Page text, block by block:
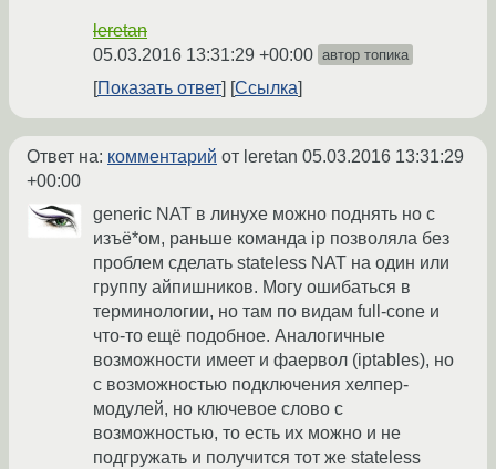
leretan
05.03.2016 13:31:29 +00:00 автор топика
Показать ответ Ссылка
Ответ на: комментарий от leretan 05.03.2016 13:31:29
+00:00
generic NAT в линухе можно поднять но с
изъё*ом, раньше команда ip позволяла без
проблем сделать stateless NAT на один или
группу айпишников. Могу ошибаться в
терминологии, но там по видам full-cone и
что-то ещё подобное. Аналогичные
возможности имеет и фаервол (iptables), но
с возможностью подключения хелпер-
модулей, но ключевое слово с
возможностью, то есть их можно и не
подгружать и получится тот же stateless